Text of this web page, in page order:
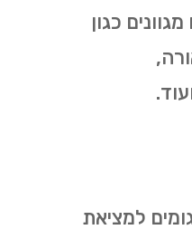
כגון
למציאת